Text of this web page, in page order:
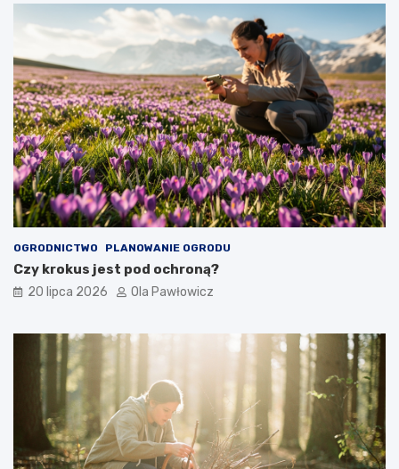
OGRODNICTWO PLANOWANIE OGRODU
Czy krokus jest pod ochroną?
20 lipca 2026 Ola Pawłowicz